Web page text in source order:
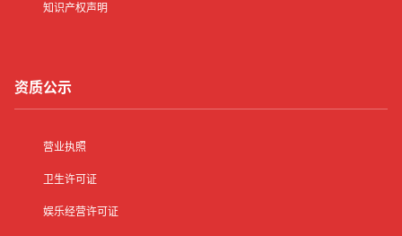
知识产权声明
资质公示
营业执照
卫生许可证
娱乐经营许可证